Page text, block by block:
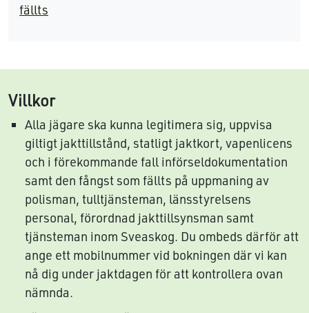
fällts
Villkor
Alla jägare ska kunna legitimera sig, uppvisa
giltigt jakttillstånd, statligt jaktkort, vapenlicens
och i förekommande fall införseldokumentation
samt den fångst som fällts på uppmaning av
polisman, tulltjänsteman, länsstyrelsens
personal, förordnad jakttillsynsman samt
tjänsteman inom Sveaskog. Du ombeds därför att
ange ett mobilnummer vid bokningen där vi kan
nå dig under jaktdagen för att kontrollera ovan
nämnda.